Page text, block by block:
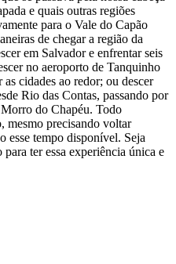
e quais outras regiões
para o Vale do Capão
de chegar a região da
em Salvador e enfrentar seis
no aeroporto de Tanquinho
cidades ao redor; ou descer
Rio das Contas, passando por
do Chapéu. Todo
mesmo precisando voltar
esse tempo disponível. Seja
ter essa experiência única e